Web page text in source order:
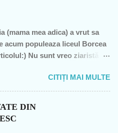
(mama mea adica) a vrut sa
acum populeaza liceul Borcea
Nu sunt vreo ziaristă
a PCR, câteva luni în 1989,
de după 1989-, nu sunt
CITIȚI MAI MULTE
DIN